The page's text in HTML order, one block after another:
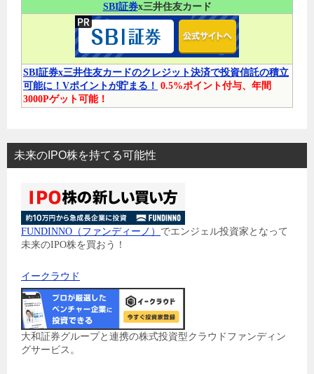
SBI証券x三井住友カード
SBI証券x三井住友カードのクレジット決済で投資信託の積立
可能に！Vポイントが貯まる！ 0.5%ポイント付与、年間
3000Pゲット可能！
未来のIPO株を持てる可能性
FUNDINNO（ファンディーノ） でエンジェル投資家となって
未来のIPO株を買おう！
イークラウド
大和証券グループと連携の株式投資型クラウドファンディン
グサービス。